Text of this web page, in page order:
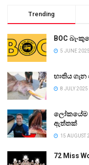
Trending
BOC
5 JUNE 2025
භාතිය ගැන
8 JULY 2025
ලෝකයේම
ඇත්තක්
15 AUGUST
72 Miss